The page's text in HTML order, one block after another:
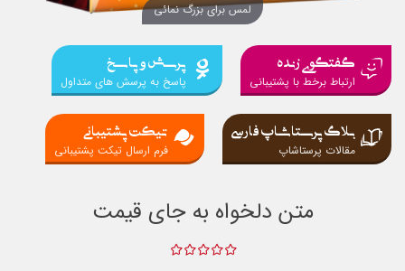
لمس برای بزرگ نمائی
گفتگوی زنده
ارتباط برخط با پشتیبانی
پرسش و پاسخ
پاسخ به پرسش های متداول
بلاگ پرستاشاپ فارسی
مقالات پرستاشاپ
تیکت پشتیبانی
فرم ارسال تیکت پشتیبانی
متن دلخواه به جای قیمت